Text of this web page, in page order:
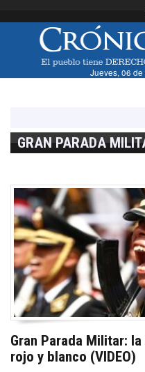
Jueves, 06
GRAN PARADA
Gran Parada Militar:
rojo y blanco (VIDEO)